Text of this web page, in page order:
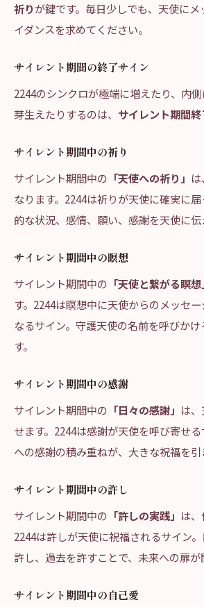
祈りが鍵です。毎日少しでも、天使に
イダンスを求めてください。
サイレント期間の終了サイン
2244のシンクロが極端に増えたり、内
芽生えたりするのは、 サイレント期間
サイレント期間中の祈り
サイレント期間中の 「天使への祈り」
なります。2244は祈りが天使に確実に
的な状況、感情、願い、感謝を天使に伝
サイレント期間中の瞑想
サイレント期間中の 「天使と繋がる瞑想
す。2244は瞑想中に天使からのメッセ
なるサイン。守護天使の名前を呼びか
す。
サイレント期間中の感謝
サイレント期間中の 「日々の感謝」 は
せます。2244は感謝が天使を呼び寄せ
への感謝の積み重ねが、大きな祝福を引
サイレント期間中の許し
サイレント期間中の 「許しの実践」 は、
2244は許しが天使に祝福されるサイン
許し、過去を許すことで、未来への扉が
サイレント期間中の自己愛